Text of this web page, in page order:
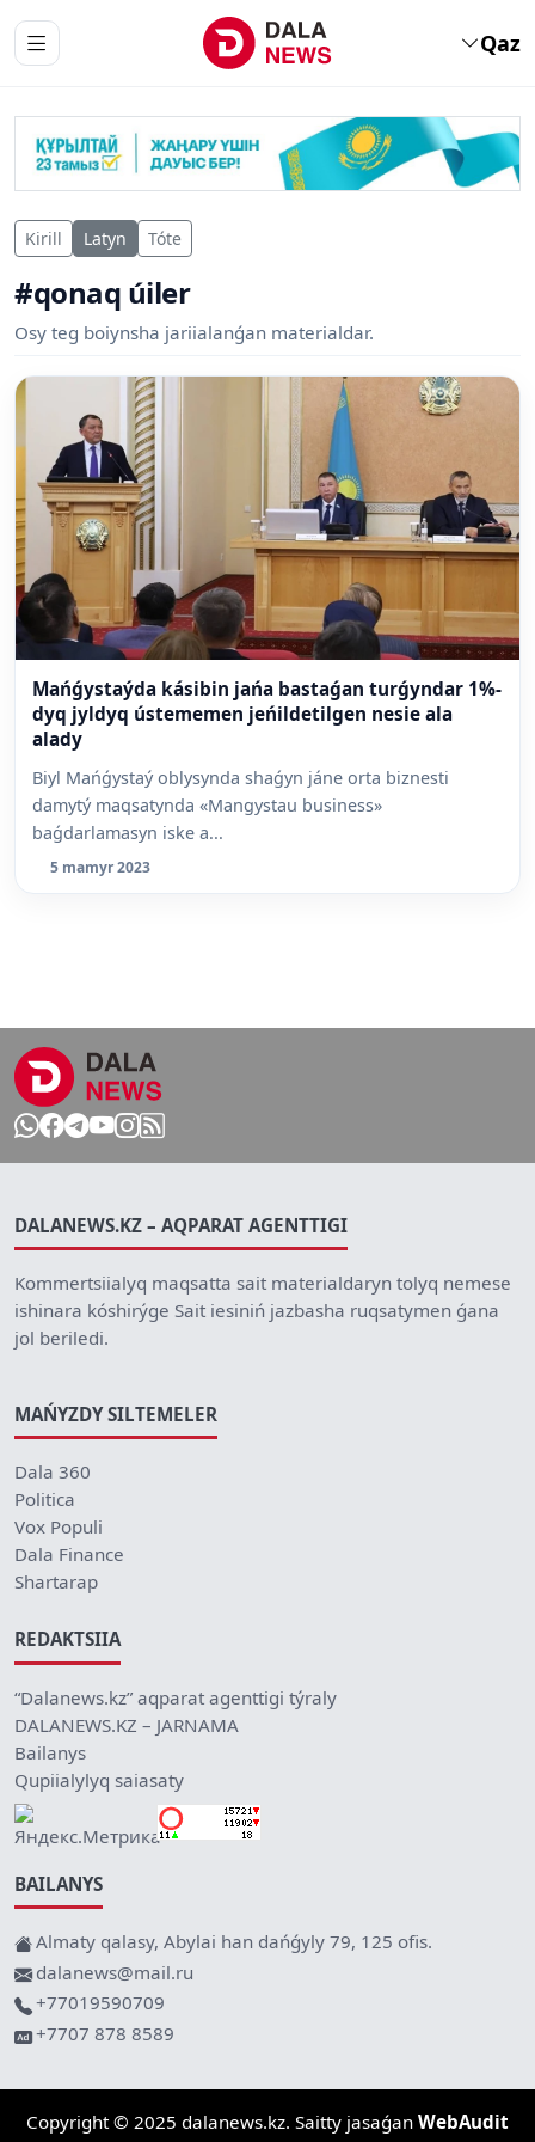
Qaz
Kirill Latyn Tóte
#qonaq úiler
Osy teg boiynsha jariialanǵan materialdar.
Mańǵystaýda kásibin jańa bastaǵan turǵyndar 1%-
dyq jyldyq ústememen jeńildetilgen nesie ala
alady
Biyl Mańǵystaý oblysynda shaǵyn jáne orta biznesti
damytý maqsatynda «Mangystau business»
baǵdarlamasyn iske a...
5 mamyr 2023
DALANEWS.KZ – AQPARAT AGENTTIGI
Kommertsiialyq maqsatta sait materialdaryn tolyq nemese
ishinara kóshirýge Sait iesiniń jazbasha ruqsatymen ǵana
jol beriledi.
MAŃYZDY SILTEMELER
Dala 360
Politica
Vox Populi
Dala Finance
Shartarap
REDAKTSIIA
“Dalanews.kz” aqparat agenttigi týraly
DALANEWS.KZ – JARNAMA
Bailanys
Qupiialylyq saiasaty
BAILANYS
Almaty qalasy, Abylai han dańǵyly 79, 125 ofis.
dalanews@mail.ru
+77019590709
+7707 878 8589
Copyright © 2025 dalanews.kz. Saitty jasaǵan WebAudit